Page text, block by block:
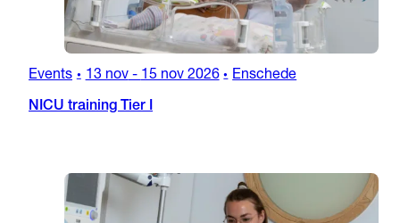
Events • 13 nov-15 nov 2026 • Enschede
NICU training Tier I